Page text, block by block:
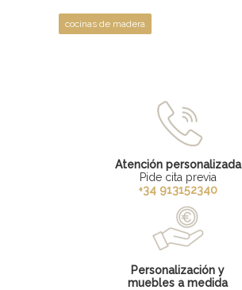
cocinas de madera
Atención personalizada
Pide cita previa
+34 913152340
Personalización y
muebles a medida